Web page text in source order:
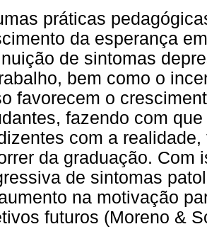
práticas
da esperança
de sintomas
bem como o
favorecem o
fazendo com
com a
da graduação. Com
de sintomas
na motivação
futuros (Moreno &